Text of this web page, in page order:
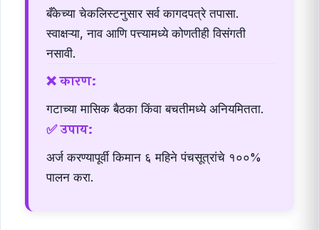
बँकेच्या चेकलिस्टनुसार सर्व कागदपत्रे तपासा.
स्वाक्षऱ्या, नाव आणि पत्त्यामध्ये कोणतीही विसंगती
नसावी.
❌ कारण:
गटाच्या मासिक बैठका किंवा बचतीमध्ये अनियमितता.
✅ उपाय:
अर्ज करण्यापूर्वी किमान ६ महिने पंचसूत्रांचे १००%
पालन करा.